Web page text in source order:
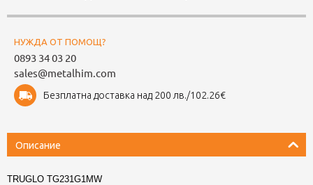
НУЖДА ОТ ПОМОЩ?
0893 34 03 20
sales@metalhim.com
Безплатна доставка над 200 лв./102.26€
Описание
TRUGLO TG231G1MW